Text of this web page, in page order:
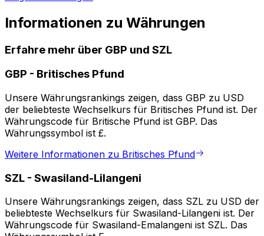
Informationen zu Währungen
Erfahre mehr über GBP und SZL
GBP - Britisches Pfund
Unsere Währungsrankings zeigen, dass GBP zu USD
der beliebteste Wechselkurs für Britisches Pfund ist. Der
Währungscode für Britische Pfund ist GBP. Das
Währungssymbol ist £.
Weitere Informationen zu Britisches Pfund
SZL - Swasiland-Lilangeni
Unsere Währungsrankings zeigen, dass SZL zu USD der
beliebteste Wechselkurs für Swasiland-Lilangeni ist. Der
Währungscode für Swasiland-Emalangeni ist SZL. Das